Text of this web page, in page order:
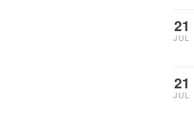
21
JUL
21
JUL